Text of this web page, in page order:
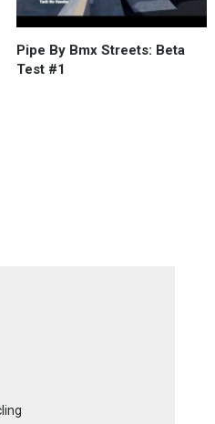
Pipe By Bmx Streets: Beta
Test #1